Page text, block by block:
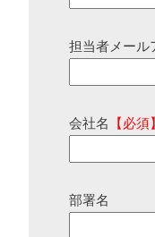
担当者メール
会社名 【必須】
部署名